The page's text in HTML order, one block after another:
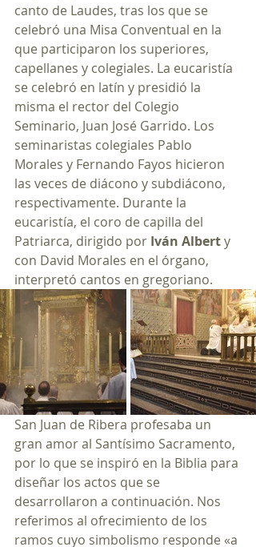
canto de Laudes, tras los que se
celebró una Misa Conventual en la
que participaron los superiores,
capellanes y colegiales. La eucaristía
se celebró en latín y presidió la
misma el rector del Colegio
Seminario, Juan José Garrido. Los
seminaristas colegiales Pablo
Morales y Fernando Fayos hicieron
las veces de diácono y subdiácono,
respectivamente. Durante la
eucaristía, el coro de capilla del
Patriarca, dirigido por Iván Albert y
con David Morales en el órgano,
interpretó cantos en gregoriano.
San Juan de Ribera profesaba un
gran amor al Santísimo Sacramento,
por lo que se inspiró en la Biblia para
diseñar los actos que se
desarrollaron a continuación. Nos
referimos al ofrecimiento de los
ramos cuyo simbolismo responde «a